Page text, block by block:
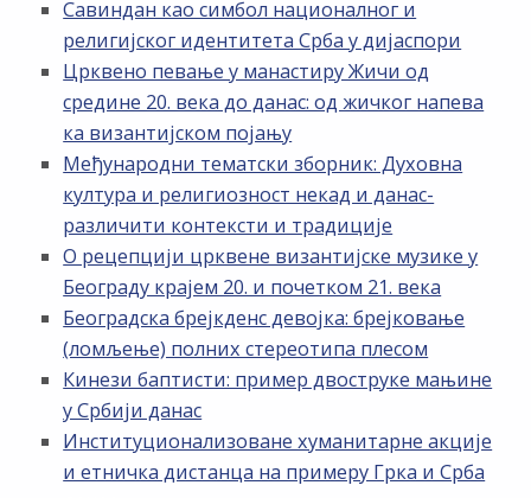
Савиндан као симбол националног и
религијског идентитета Срба у дијаспори
Црквено певање у манастиру Жичи од
средине 20. века до данас: од жичког напева
ка византијском појању
Међународни тематски зборник: Духовна
култура и религиозност некад и данас-
различити контексти и традиције
О рецепцији црквене византијске музике у
Београду крајем 20. и почетком 21. века
Београдска брејкденс девојка: брејковање
(ломљење) полних стереотипа плесом
Кинези баптисти: пример двоструке мањине
у Србији данас
Институционализоване хуманитарне акције
и етничка дистанца на примеру Грка и Срба